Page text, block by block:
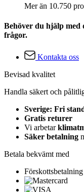
Mer än 10.750
Behöver du hjälp med
frågor.
Kontakta oss
Bevisad kvalitet
Handla säkert och
Sverige: Fri
Gratis returer
Vi arbetar
Säker betalning
Betala bekvämt med
Förskottsbetalning